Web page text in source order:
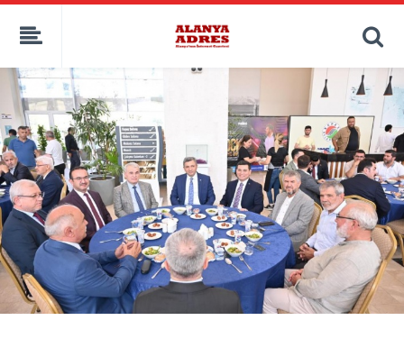
kaçak bahis
deneme bonusu
canlı bahis siteleri
deneme bonusu veren siteler
bahis siteleri
porno izle